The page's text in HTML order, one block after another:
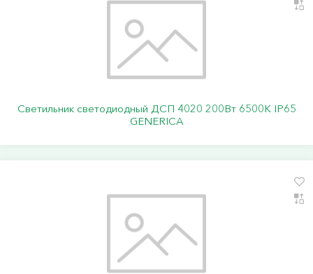
Светильник светодиодный ДСП 4020 200Вт 6500К IP65
GENERICA